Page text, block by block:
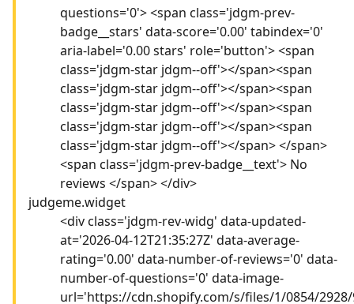
questions='0'> <span class='jdgm-prev-
badge__stars' data-score='0.00' tabindex='0'
aria-label='0.00 stars' role='button'> <span
class='jdgm-star jdgm--off'></span><span
class='jdgm-star jdgm--off'></span><span
class='jdgm-star jdgm--off'></span><span
class='jdgm-star jdgm--off'></span><span
class='jdgm-star jdgm--off'></span> </span>
<span class='jdgm-prev-badge__text'> No
reviews </span> </div>
judgeme.widget
<div class='jdgm-rev-widg' data-updated-
at='2026-04-12T21:35:27Z' data-average-
rating='0.00' data-number-of-reviews='0' data-
number-of-questions='0' data-image-
url='https://cdn.shopify.com/s/files/1/0854/